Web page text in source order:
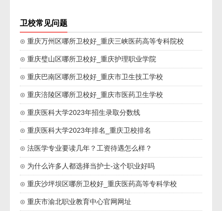
卫校常见问题
⊙ 重庆万州区哪所卫校好_重庆三峡医药高等专科院校
⊙ 重庆璧山区哪所卫校好_重庆护理职业学院
⊙ 重庆巴南区哪所卫校好_重庆市卫生技工学校
⊙ 重庆涪陵区哪所卫校好_重庆市医药卫生学校
⊙ 重庆医科大学2023年招生录取分数线
⊙ 重庆医科大学2023年排名_重庆卫校排名
⊙ 法医学专业要读几年？工资待遇怎么样？
⊙ 为什么许多人都选择当护士-这个职业好吗
⊙ 重庆沙坪坝区哪所卫校好_重庆医药高等专科学校
⊙ 重庆市渝北职业教育中心官网网址